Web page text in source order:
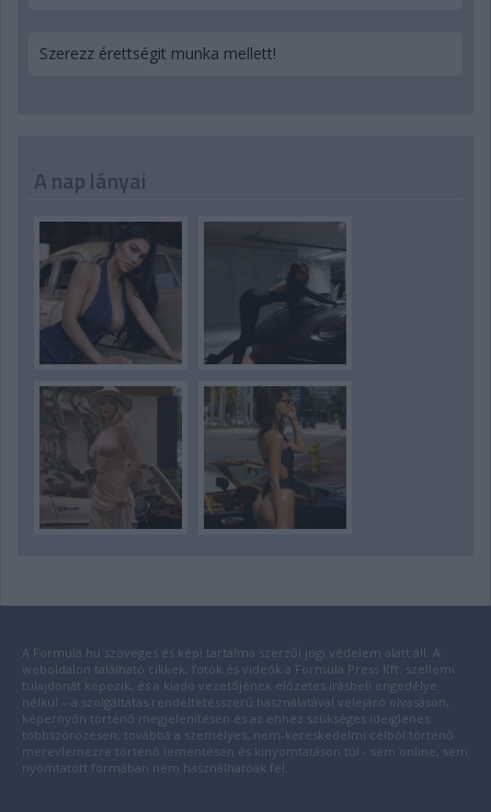
Szerezz érettségit munka mellett!
A nap lányai
A Formula.hu szöveges és képi tartalma szerzői jogi védelem alatt áll. A
weboldalon található cikkek, fotók és videók a Formula Press Kft. szellemi
tulajdonát képezik, és a kiadó vezetőjének előzetes írásbeli engedélye
nélkül – a szolgáltatás rendeltetésszerű használatával velejáró olvasáson,
képernyőn történő megjelenítésen és az ehhez szükséges ideiglenes
többszörözésen, továbbá a személyes, nem-kereskedelmi célból történő
merevlemezre történő lementésen és kinyomtatáson túl - sem online, sem
nyomtatott formában nem használhatóak fel.